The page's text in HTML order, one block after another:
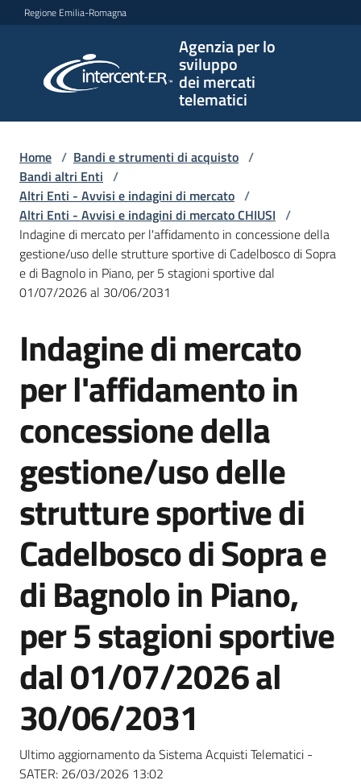
Vai al contenuto
Vai alla navigazione
Vai al footer
Regione Emilia-Romagna
Agenzia per lo
sviluppo
dei mercati
telematici
per lo
sviluppo
telematici
L'Agenzia
Bandi
strumenti
Supporto
Piattaforme
telematiche
English
site
Seguici
su
Home / Bandi e strumenti di acquisto /
Bandi altri Enti /
Altri Enti - Avvisi e indagini di mercato /
Altri Enti - Avvisi e indagini di mercato CHIUSI /
Indagine di mercato per l'affidamento in concessione della
gestione/uso delle strutture sportive di Cadelbosco di Sopra
e di Bagnolo in Piano, per 5 stagioni sportive dal
01/07/2026 al 30/06/2031
Salta al contenuto
Indagine di mercato
per l'affidamento in
concessione della
gestione/uso delle
strutture sportive di
Cadelbosco di Sopra e
di Bagnolo in Piano,
per 5 stagioni sportive
dal 01/07/2026 al
30/06/2031
Ultimo aggiornamento da Sistema Acquisti Telematici -
SATER: 26/03/2026 13:02